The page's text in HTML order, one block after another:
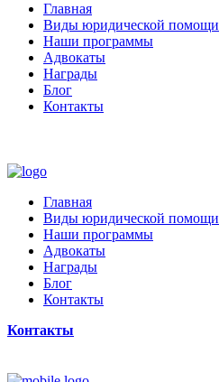
Главная
Виды юридической помощи
Наши программы
Адвокаты
Награды
Блог
Контакты
Главная
Виды юридической помощи
Наши программы
Адвокаты
Награды
Блог
Контакты
Контакты